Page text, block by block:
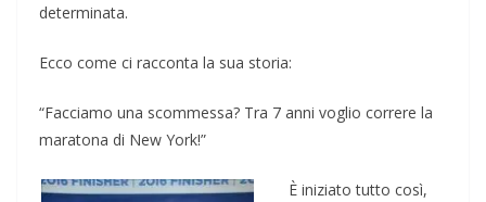
determinata.
Ecco come ci racconta la sua storia:
“Facciamo una scommessa? Tra 7 anni voglio correre la
maratona di New York!”
È iniziato tutto così,